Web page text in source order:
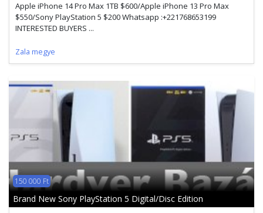
Apple iPhone 14 Pro Max 1TB $600/Apple iPhone 13 Pro Max
$550/Sony PlayStation 5 $200 Whatsapp :+221768653199
INTERESTED BUYERS ...
Zala megye
150 000 Ft
Brand New Sony PlayStation 5 Digital/Disc Edition